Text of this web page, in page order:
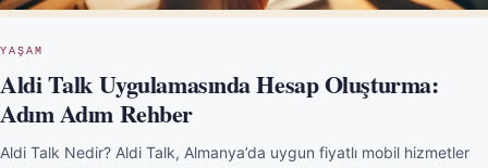
YAŞAM
Aldi Talk Uygulamasında Hesap Oluşturma:
Adım Adım Rehber
Aldi Talk Nedir? Aldi Talk, Almanya’da uygun fiyatlı mobil hizmetler